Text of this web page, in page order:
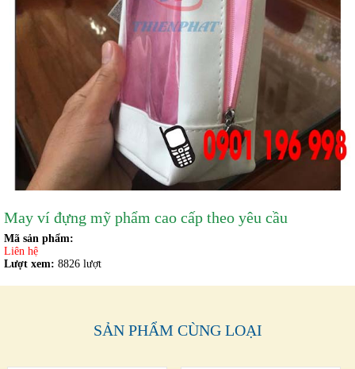
May ví đựng mỹ phẩm cao cấp theo yêu cầu
Mã sản phẩm:
Liên hệ
Lượt xem: 8826 lượt
SẢN PHẨM CÙNG LOẠI